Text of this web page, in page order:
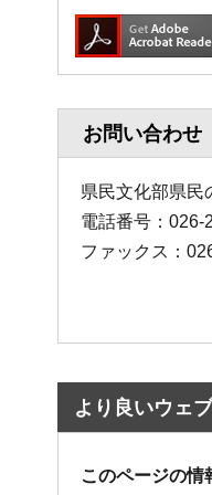
お問い合わせ
県民文化部県民
電話番号：026-
ファックス：
より良いウェ
このページの情